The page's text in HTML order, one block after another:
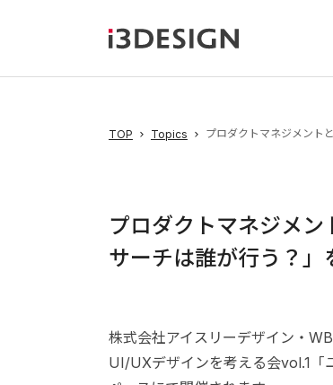
TOP Topics プロダクトマネジメント
プロダクトマネジメ
サーチは誰が行う？」
株式会社アイスリーデザイン・
UI/UXデザインを考える会vol.1「